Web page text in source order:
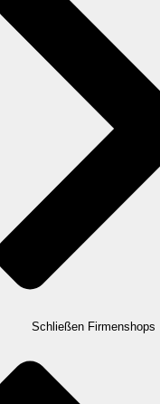
Schließen Firmenshops